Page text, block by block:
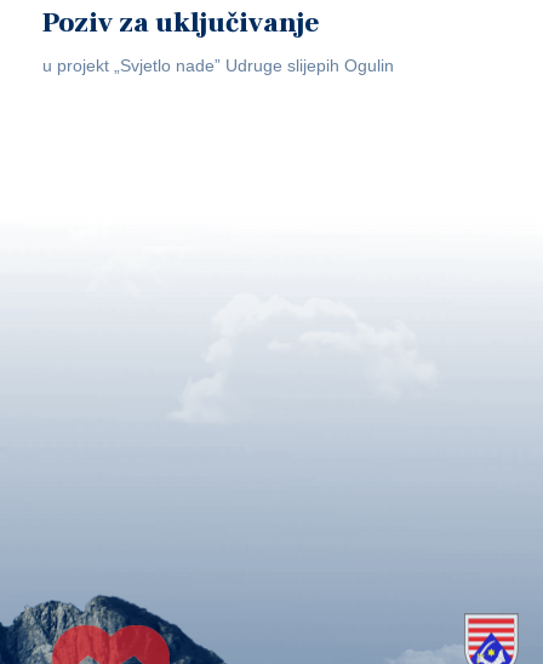
Poziv za uključivanje
u projekt „Svjetlo nade” Udruge slijepih Ogulin